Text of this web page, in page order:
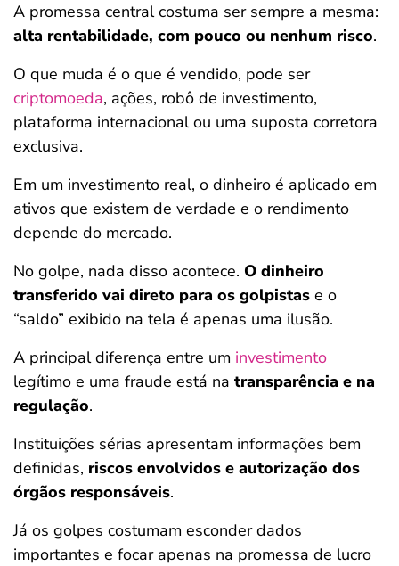
A promessa central costuma ser sempre a mesma:
alta rentabilidade, com pouco ou nenhum risco.
O que muda é o que é vendido, pode ser
criptomoeda, ações, robô de investimento,
plataforma internacional ou uma suposta corretora
exclusiva.
Em um investimento real, o dinheiro é aplicado em
ativos que existem de verdade e o rendimento
depende do mercado.
No golpe, nada disso acontece. O dinheiro
transferido vai direto para os golpistas e o
“saldo” exibido na tela é apenas uma ilusão.
A principal diferença entre um investimento
legítimo e uma fraude está na transparência e na
regulação.
Instituições sérias apresentam informações bem
definidas, riscos envolvidos e autorização dos
órgãos responsáveis.
Já os golpes costumam esconder dados
importantes e focar apenas na promessa de lucro